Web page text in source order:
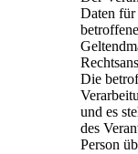
Daten für
Die
und es
des
Person